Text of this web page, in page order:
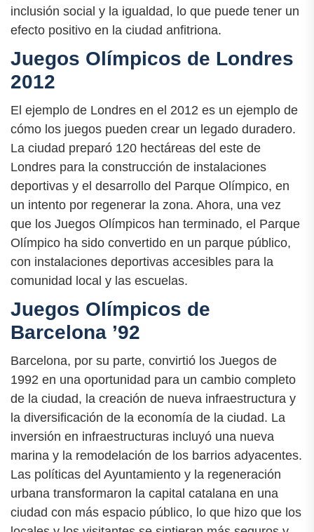
inclusión social y la igualdad, lo que puede tener un
efecto positivo en la ciudad anfitriona.
Juegos Olímpicos de Londres
2012
El ejemplo de Londres en el 2012 es un ejemplo de
cómo los juegos pueden crear un legado duradero.
La ciudad preparó 120 hectáreas del este de
Londres para la construcción de instalaciones
deportivas y el desarrollo del Parque Olímpico, en
un intento por regenerar la zona. Ahora, una vez
que los Juegos Olímpicos han terminado, el Parque
Olímpico ha sido convertido en un parque público,
con instalaciones deportivas accesibles para la
comunidad local y las escuelas.
Juegos Olímpicos de
Barcelona ’92
Barcelona, por su parte, convirtió los Juegos de
1992 en una oportunidad para un cambio completo
de la ciudad, la creación de nueva infraestructura y
la diversificación de la economía de la ciudad. La
inversión en infraestructuras incluyó una nueva
marina y la remodelación de los barrios adyacentes.
Las políticas del Ayuntamiento y la regeneración
urbana transformaron la capital catalana en una
ciudad con más espacio público, lo que hizo que los